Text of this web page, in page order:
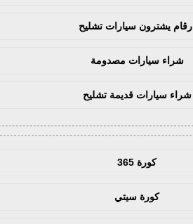
ارقام يشترون سيارات تشليح
شراء سيارات مصدومة
شراء سيارات قديمة تشليح
كورة 365
كورة سيتي